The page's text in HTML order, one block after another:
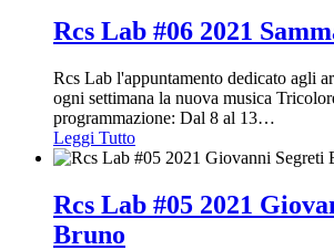
Rcs Lab #06 2021
Rcs Lab l'appuntamento dedicato agli
ogni settimana la nuova musica
programmazione: Dal 8 al 13…
Leggi Tutto
Rcs Lab #05 2021
Bruno